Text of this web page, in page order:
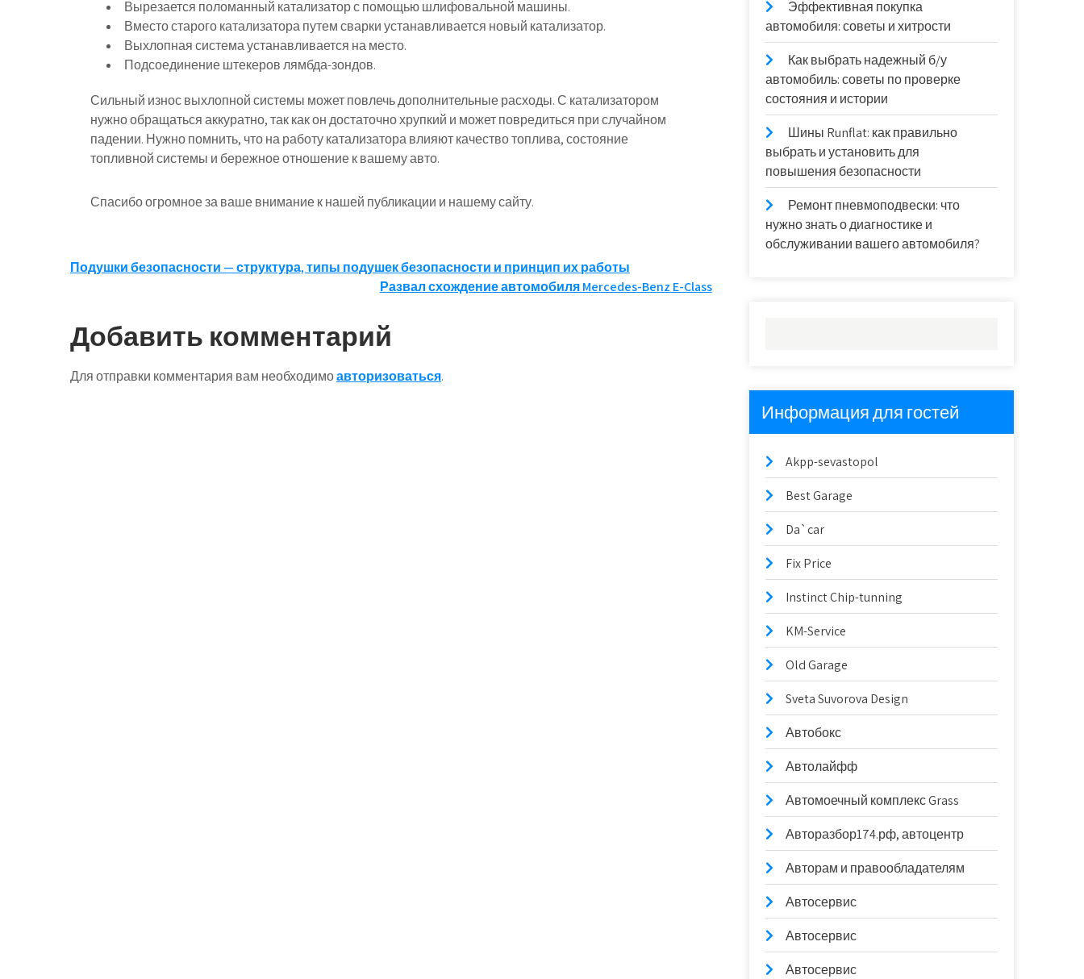
Вырезается поломанный катализатор с помощью шлифовальной машины.
Вместо старого катализатора путем сварки устанавливается новый катализатор.
Выхлопная система устанавливается на место.
Подсоединение штекеров лямбда-зондов.
Сильный износ выхлопной системы может повлечь дополнительные расходы. С катализатором
нужно обращаться аккуратно, так как он достаточно хрупкий и может повредиться при случайном
падении. Нужно помнить, что на работу катализатора влияют качество топлива, состояние
топливной системы и бережное отношение к вашему авто.
Спасибо огромное за ваше внимание к нашей публикации и нашему сайту.
Навигация
записям
Подушки безопасности — структура, типы подушек безопасности и принцип их работы
Развал схождение автомобиля Mercedes-Benz E-Class
Добавить комментарий
Для отправки комментария вам необходимоавторизоваться.
Эффективная покупка
автомобиля: советы и хитрости
Как выбрать надежный б/у
автомобиль: советы по проверке
состояния и истории
Шины Runflat: как правильно
выбрать и установить для
повышения безопасности
Ремонт пневмоподвески: что
нужно знать о диагностике и
обслуживании вашего автомобиля?
Информация для гостей
Akpp-sevastopol
Best Garage
Da`car
Fix Price
Instinct Chip-tunning
KM-Service
Old Garage
Sveta Suvorova Design
Автобокс
Автолайфф
Автомоечный комплекс Grass
Авторазбор174.рф, автоцентр
Авторам и правообладателям
Автосервис
Автосервис
Автосервис